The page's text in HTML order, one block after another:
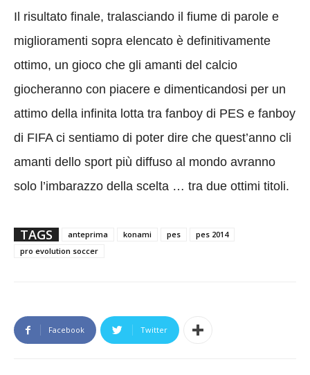
Il risultato finale, tralasciando il fiume di parole e
miglioramenti sopra elencato è definitivamente
ottimo, un gioco che gli amanti del calcio
giocheranno con piacere e dimenticandosi per un
attimo della infinita lotta tra fanboy di PES e fanboy
di FIFA ci sentiamo di poter dire che quest’anno cli
amanti dello sport più diffuso al mondo avranno
solo l’imbarazzo della scelta … tra due ottimi titoli.
TAGS anteprima konami pes
pes 2014
pro evolution soccer
Facebook Twitter